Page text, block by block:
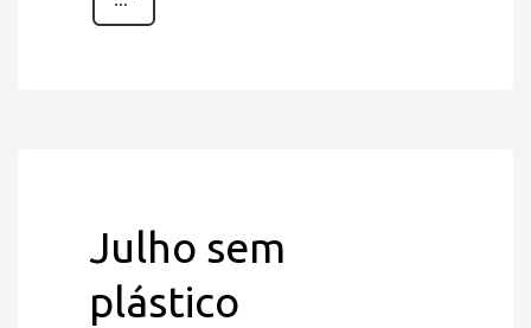
Julho sem
plástico